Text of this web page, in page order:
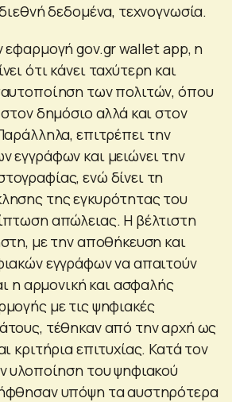
δεδομένα, τεχνογνωσία.
εφαρμογή gov.gr wallet app, η
ότι κάνει ταχύτερη και
των πολιτών, όπου
δημόσιο αλλά και στον
επιτρέπει την
εγγράφων και μειώνει την
ενώ δίνει τη
της εγκυρότητας του
απώλειας. Η βέλτιστη
με την αποθήκευση και
εγγράφων να απαιτούν
η αρμονική και ασφαλής
με τις ψηφιακές
τέθηκαν από την αρχή ως
κριτήρια επιτυχίας. Κατά τον
υλοποίηση του ψηφιακού
υπόψη τα αυστηρότερα